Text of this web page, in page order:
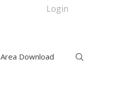
Login
Area Download